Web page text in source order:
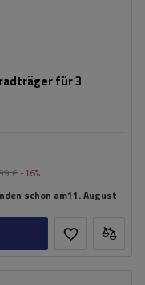
für 3
€ -16%
schon am11. August